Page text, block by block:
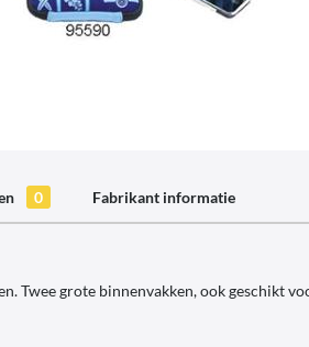
0 Fabrikant informatie
Twee grote binnenvakken, ook geschikt